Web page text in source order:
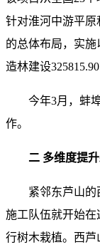
针对淮河中游平原
的总体布局，实
造林建设
今年3月，蚌
作。
二 多维度提
紧邻东芦山的
施工队伍就开始
行树木栽植。西